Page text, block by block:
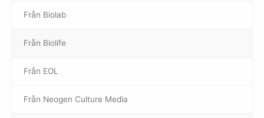
Från Biolab
–
Från Biolife
–
Från EOL
–
Från Neogen Culture Media
–